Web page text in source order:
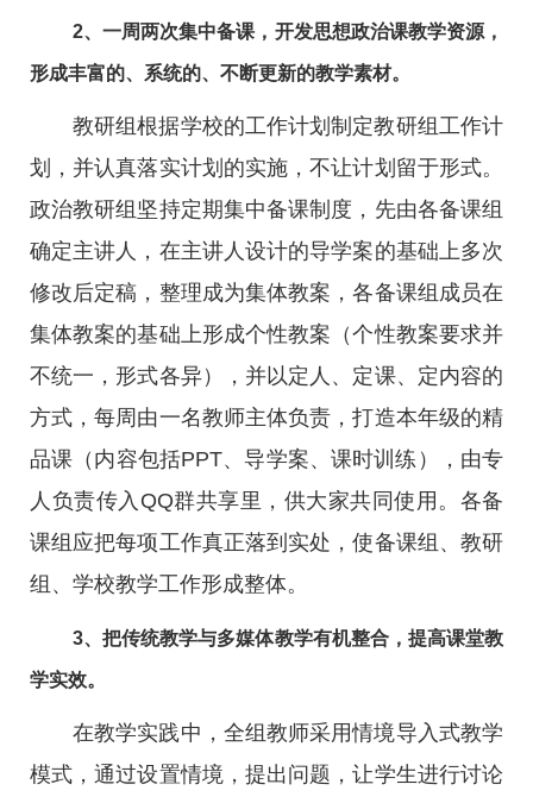
2、一周两次集中备课，开发思想政治课教学资源，
形成丰富的、系统的、不断更新的教学素材。
教研组根据学校的工作计划制定教研组工作计
划，并认真落实计划的实施，不让计划留于形式。
政治教研组坚持定期集中备课制度，先由各备课组
确定主讲人，在主讲人设计的导学案的基础上多次
修改后定稿，整理成为集体教案，各备课组成员在
集体教案的基础上形成个性教案（个性教案要求并
不统一，形式各异），并以定人、定课、定内容的
方式，每周由一名教师主体负责，打造本年级的精
品课（内容包括PPT、导学案、课时训练），由专
人负责传入QQ群共享里，供大家共同使用。各备
课组应把每项工作真正落到实处，使备课组、教研
组、学校教学工作形成整体。
3、把传统教学与多媒体教学有机整合，提高课堂教
学实效。
在教学实践中，全组教师采用情境导入式教学
模式，通过设置情境，提出问题，让学生进行讨论